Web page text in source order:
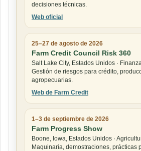
decisiones técnicas.
Web oficial
25–27 de agosto de 2026
Farm Credit Council Risk 360
Salt Lake City, Estados Unidos ·
Gestión de riesgos para crédito,
agropecuarias.
Web de Farm Credit
1–3 de septiembre de 2026
Farm Progress Show
Boone, Iowa, Estados Unidos ·
Maquinaria, demostraciones, prácticas